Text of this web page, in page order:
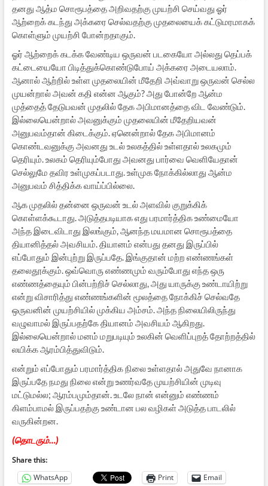
தனது ஆத்ம சொரூபத்தை அறிவதற்கு முயற்சி செய்வது ஓர்
ஆற்றைக் கடந்து அக்கரை செல்வதற்கு முதலையைக் கட்டுமரமாகக்
கொள்ளும் முயற்சி போன்றதாகும்.
ஓர் ஆற்றைக் கடக்க வேண்டிய ஒருவன் படகையோ அல்லது தெப்பக்
கட்டையையோ பிடித்துக்கொண்டுபோய் அக்கரை அடையலாம்.
ஆனால் ஆற்றில் உள்ள முதலையின் மீதேறி அவ்வாறு ஒருவன் செல்ல
முயன்றால் அவன் கதி என்ன ஆகும்? அது போன்றே ஆன்ம
முத்தைத் தேடுபவன் முதலில் தேக அபிமானத்தை விட வேண்டும்.
இல்லையென்றால் அவனுக்கும் முதலையின் மீதேறியவன்
அனுபவம்தான் கிடைக்கும். ஏனென்றால் தேக அபிமானம்
கொண்டவனுக்கு அவனது உடல் உலகத்தில் உள்ளதால் உலகமும்
தெரியும். உலகம் தெரியும்போது அவனது பார்வை வெளியேதான்
செல்லுமே தவிர உள்முகப்படாது. உள்முக நோக்கில்லாது ஆன்ம
அனுபவம் சித்திக்க வாய்ப்பில்லை.
ஆக முதலில் தன்னை ஒருவன் உடல் அளவில் குறுக்கிக்
கொள்ளக்கூடாது. அடுத்தபடியாக எது பரமார்த்திக உண்மையோ
அந்த இடைவிடாது இலங்கும், ஆனந்த மயமான சொரூபத்தை
தியானித்தல் அவசியம். தியானம் என்பது தனது இருப்பில்
எப்போதும் இன்புற்று இருப்பதே. இங்குதான் மற்ற எண்ணங்கள்
தலைதூக்கும். ஒவ்வொரு எண்ணமும் வரும்போது எந்த ஒரு
எண்ணத்தையும் பின்பற்றிச் செல்லாது, அது யாருக்கு உண்டாயிற்று
என்று விசாரித்து எண்ணங்களின் மூலத்தை நோக்கிச் செல்வதே
ஒருவனின் முயற்சியில் முக்கிய அம்சம். அந்த நிலையிலிருந்து
வழுவாமல் இருப்பதற்கே தியானம் அவசியம் ஆகிறது.
இல்லையென்றால் மனம் மறுபடியும் உலகின் வெளிப்புறத் தோற்றத்தில்
லயிக்க ஆரம்பித்துவிடும்.
என்றும் எப்போதும் பரமார்த்திக நிலை உள்ளதால் அதுவே நானாக
இருப்பதே நமது நிலை என்று உணர்வதே முயற்சியின் முடிவு
மட்டுமல்ல; ஆரம்பமும்தான். உடலே நான் என்னும் எண்ணம்
கிளம்பாமல் இருப்பதற்கு உண்டான பல வழிகள் அடுத்த பாடலில்
வருகின்றன.
(தொடரும்…)
Share this:
WhatsApp
Print Email